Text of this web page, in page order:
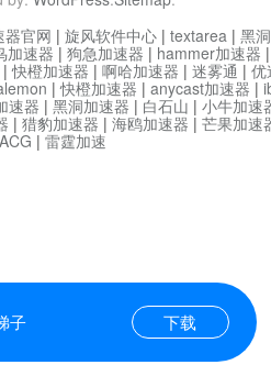
子 下载
器官网 | 旋风软件中心 | textarea | 黑
加速器 | 狗急加速器 | hammer加速器
|快橙加速器 | 啊哈加速器 | 迷雾通 | 优
|快橙加速器 | anycast加速器 |
速器 | 黑洞加速器 | 白石山 | 小牛加速
| 猎豹加速器 | 海鸥加速器 | 芒果加速
| 雷霆加速